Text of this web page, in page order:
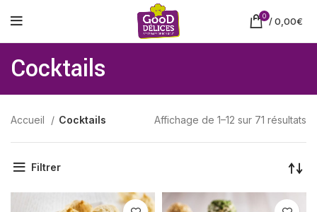
0 /0,00€
Cocktails
Accueil Cocktails Affichage de 1–12 sur 71 résultats
Filtrer